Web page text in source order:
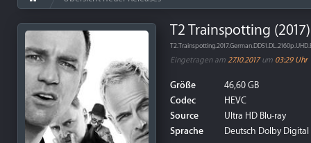
T2 Trainspotting
Eingetragen am 27.10.2017um 03:29 Uhr
Größe
46,60 GB
Codec
HEVC
Source
Ultra HD Blu-ray
Sprache
Deutsch Dolby Digital